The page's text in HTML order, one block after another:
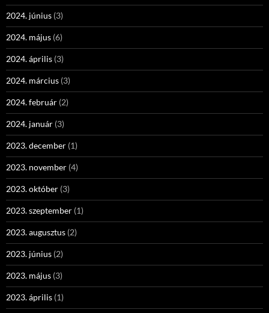
2024. június (3)
2024. május (6)
2024. április (3)
2024. március (3)
2024. február (2)
2024. január (3)
2023. december (1)
2023. november (4)
2023. október (3)
2023. szeptember (1)
2023. augusztus (2)
2023. június (2)
2023. május (3)
2023. április (1)